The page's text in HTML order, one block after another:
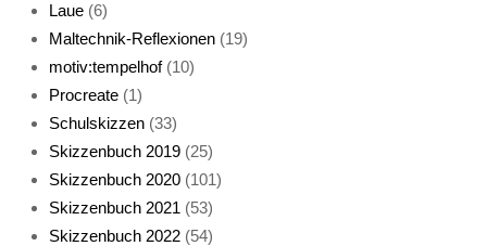
Laue (6)
Maltechnik-Reflexionen (19)
motiv:tempelhof(10)
Procreate (1)
Schulskizzen (33)
Skizzenbuch 2019 (25)
Skizzenbuch 2020 (101)
Skizzenbuch 2021 (53)
Skizzenbuch 2022 (54)